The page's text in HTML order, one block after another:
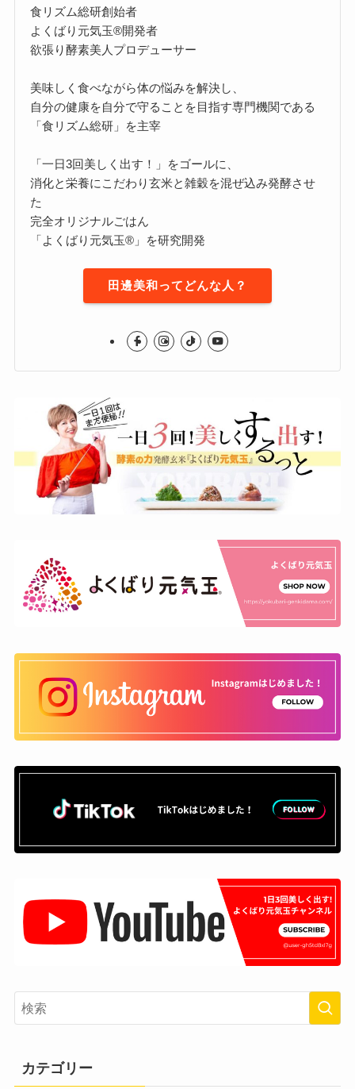
食リズム総研創始者
よくばり元気玉®開発者
欲張り酵素美人プロデューサー
美味しく食べながら体の悩みを解決し、
自分の健康を自分で守ることを目指す専門機関である
「食リズム総研」を主宰
「一日3回美しく出す！」をゴールに、
消化と栄養にこだわり玄米と雑穀を混ぜ込み発酵させ
た
完全オリジナルごはん
「よくばり元気玉®」を研究開発
田邊美和ってどんな人？
カテゴリー